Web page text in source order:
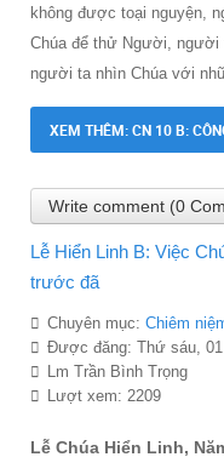
không được toại nguyện,
Chúa để thử Người, người
người ta nhìn Chúa với
XEM THÊM: CN 10 B:
Write comment (0
Lễ Hiển Linh B: Việc
trước đã
Chuyên mục: Chiêm
Được đăng: Thứ sáu, 01
Lm Trần Bình Trọng
Lượt xem: 2209
Lễ Chúa Hiển Linh,